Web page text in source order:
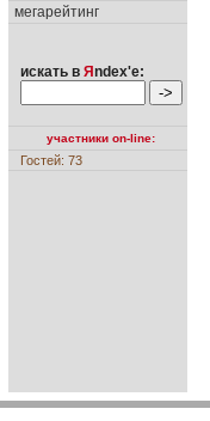
мегарейтинг
искать в Я ndex'е:
участники on-line:
Гостей: 73